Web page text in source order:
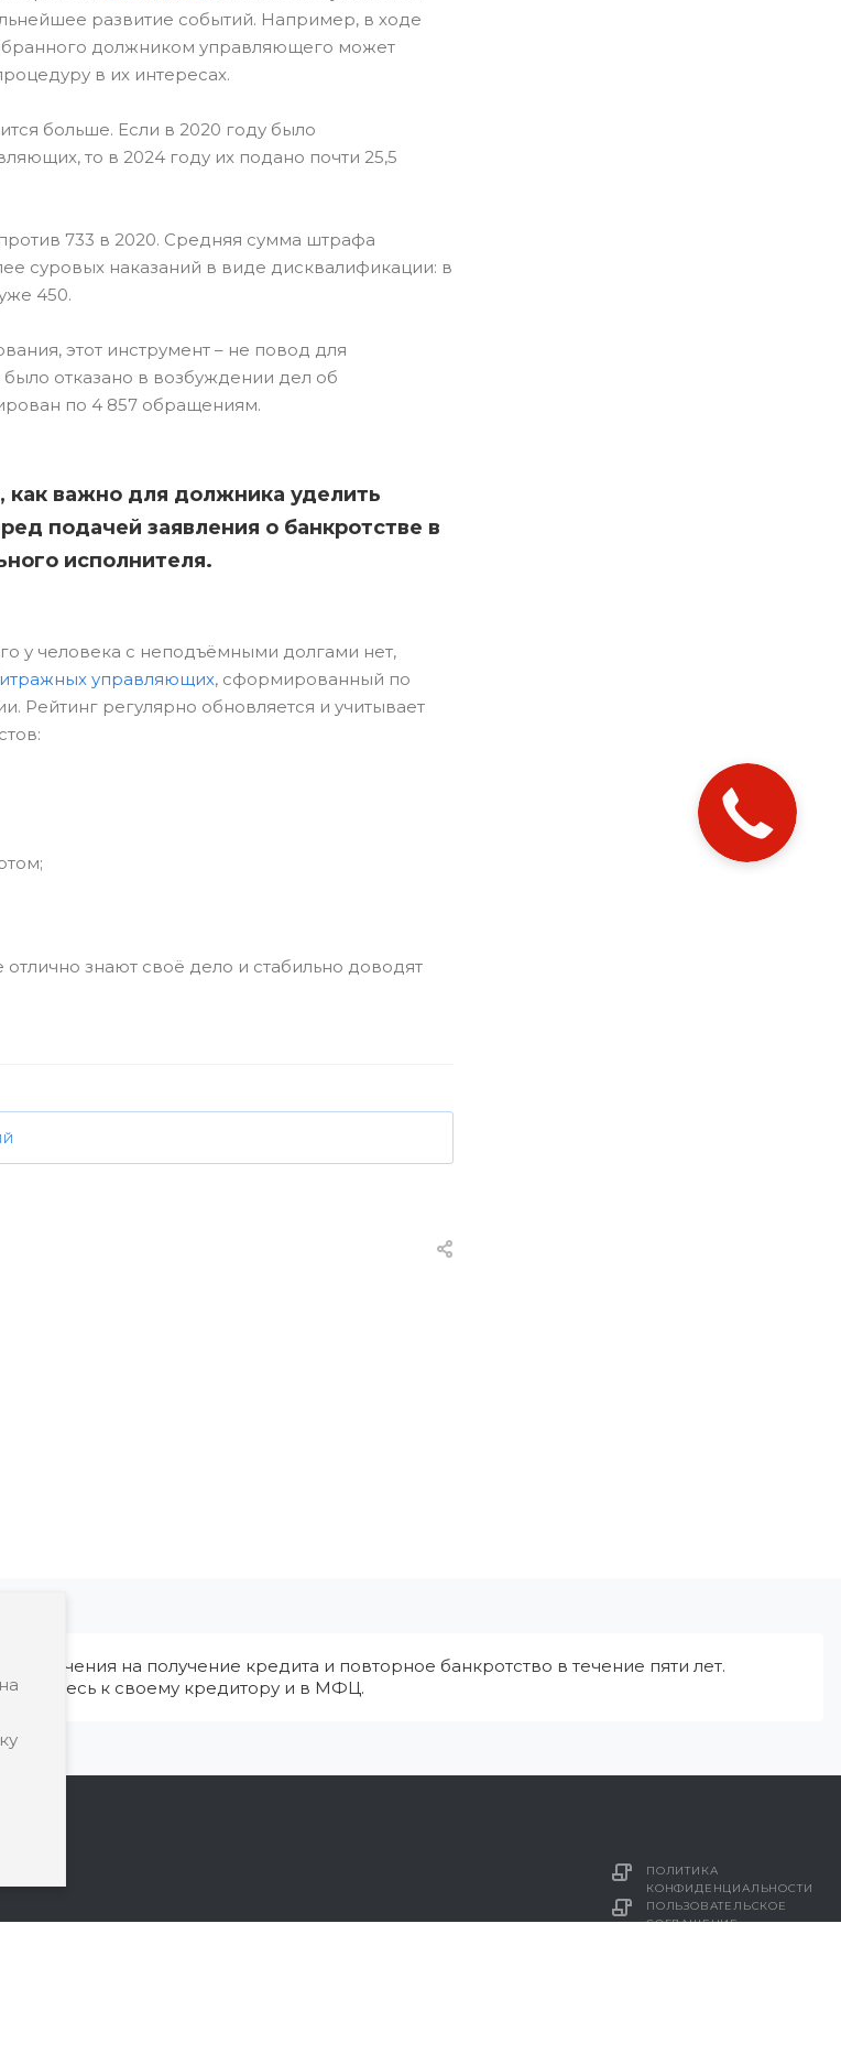
развитие событий. Например, в ходе
должником управляющего может
в их интересах.
больше. Если в 2020 году было
то в 2024 году их подано почти 25,5
733 в 2020. Средняя сумма штрафа
суровых наказаний в виде дисквалификации: в
450.
этот инструмент – не повод для
было отказано в возбуждении дел об
по 4 857 обращениям.
важно для должника уделить
подачей заявления о банкротстве в
исполнителя.
у человека с неподъёмными долгами нет,
управляющих, сформированный по
Рейтинг регулярно обновляется и учитывает
знают своё дело и стабильно доводят
на получение кредита и повторное банкротство в течение пяти лет.
к своему кредитору и в МФЦ.
ПОЛИТИКА
КОНФИДЕНЦИАЛЬНОСТИ
ПОЛЬЗОВАТЕЛЬСКОЕ
СОГЛАШЕНИЕ